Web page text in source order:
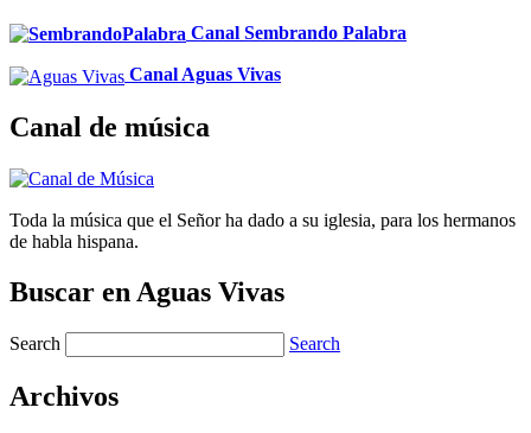
Canal Sembrando Palabra
Canal Aguas Vivas
Canal de música
Toda la música que el Señor ha dado a su iglesia, para los hermanos
de habla hispana.
Buscar en Aguas Vivas
Search Search
Archivos